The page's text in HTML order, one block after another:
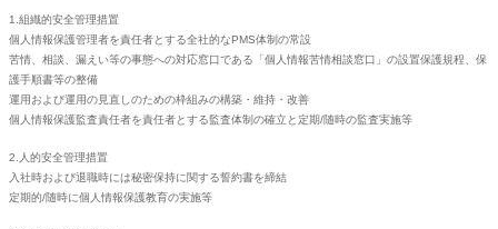
1.組織的安全管理措置
個人情報保護管理者を責任者とする全社的なPMS体制の常設
苦情、相談、漏えい等の事態への対応窓口である「個人情報苦情相談窓口」の設置保護規程、保
護手順書等の整備
運用および運用の見直しのための枠組みの構築・維持・改善
個人情報保護監査責任者を責任者とする監査体制の確立と定期/随時の監査実施等
2.人的安全管理措置
入社時および退職時には秘密保持に関する誓約書を締結
定期的/随時に個人情報保護教育の実施等